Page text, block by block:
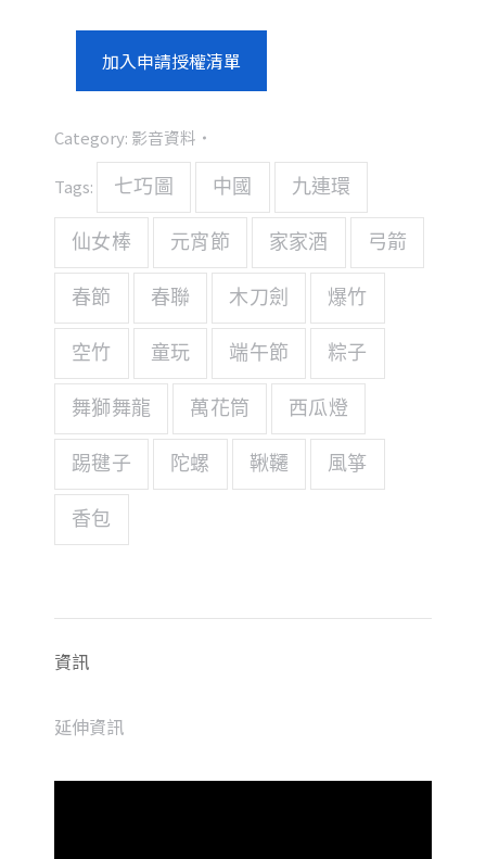
加入申請授權清單
Category: 影音資料
Tags: 七巧圖 中國 九連環
仙女棒 元宵節 家家酒 弓箭
春節 春聯 木刀劍 爆竹
空竹 童玩 端午節 粽子
舞獅舞龍 萬花筒 西瓜燈
踢毽子 陀螺 鞦韆 風箏
香包
資訊
延伸資訊